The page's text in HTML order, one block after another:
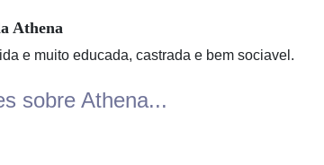
Athena
e muito educada, castrada e bem sociavel.
sobre Athena...